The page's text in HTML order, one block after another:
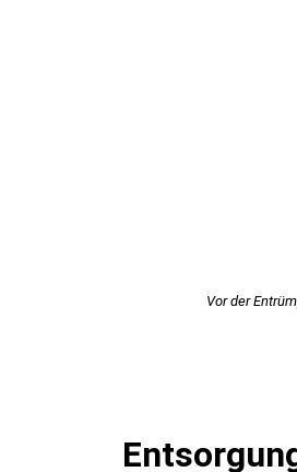
Vor der